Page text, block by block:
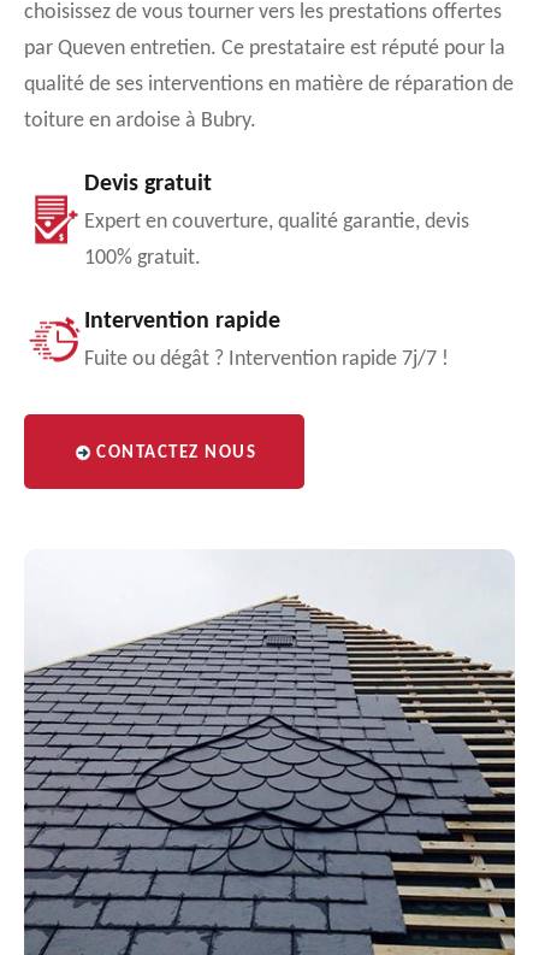
choisissez de vous tourner vers les prestations offertes
par Queven entretien. Ce prestataire est réputé pour la
qualité de ses interventions en matière de réparation de
toiture en ardoise à Bubry.
Devis gratuit
Expert en couverture, qualité garantie, devis
100% gratuit.
Intervention rapide
Fuite ou dégât ? Intervention rapide 7j/7 !
CONTACTEZ NOUS